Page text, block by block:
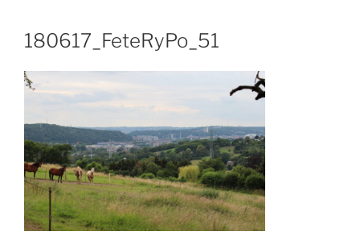
180617_FeteRyPo_51